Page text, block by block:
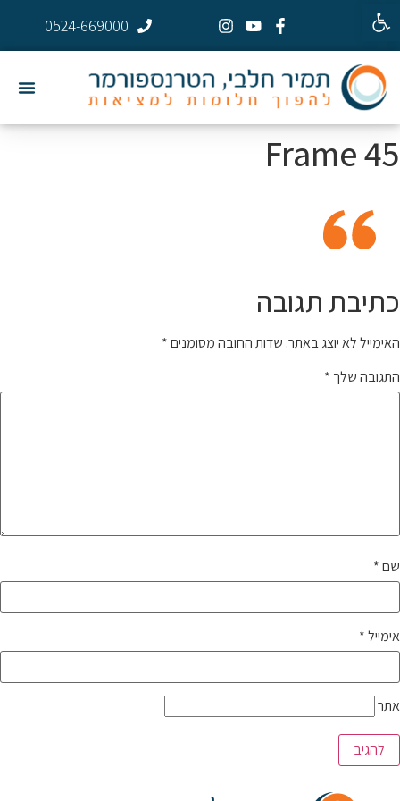
פתח סרגל נגישות
0524-669000
Frame 45
כתיבת תגובה
האימייל לא יוצג באתר. שדות החובה מסומנים*
התגובה שלך *
שם*
אימייל*
אתר